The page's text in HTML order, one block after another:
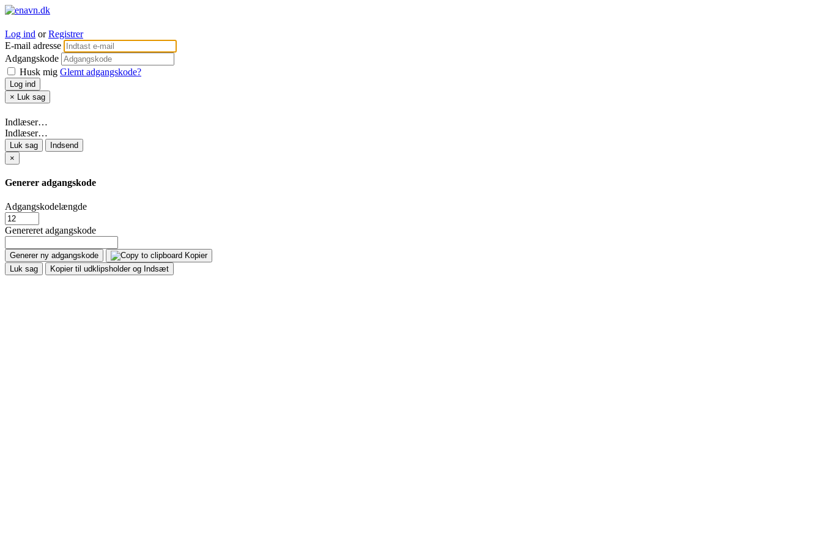
Log ind orRegistrer
E-mail adresse
Adgangskode
Husk mig Glemt adgangskode?
Log ind
× Luk sag
Indlæser…
Indlæser…
Luk sag
Indsend
×
Generer adgangskode
Adgangskodelængde
Genereret adgangskode
Generer ny adgangskode
Kopier
Luk sag
Kopier til udklipsholder og Indsæt